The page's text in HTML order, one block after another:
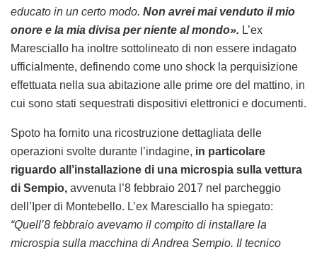
educato in un certo modo. Non avrei mai venduto il mio
onore e la mia divisa per niente al mondo». L’ex
Maresciallo ha inoltre sottolineato di non essere indagato
ufficialmente, definendo come uno shock la perquisizione
effettuata nella sua abitazione alle prime ore del mattino, in
cui sono stati sequestrati dispositivi elettronici e documenti.
Spoto ha fornito una ricostruzione dettagliata delle
operazioni svolte durante l’indagine, in particolare
riguardo all’installazione di una microspia sulla vettura
di Sempio, avvenuta l’8 febbraio 2017 nel parcheggio
dell’Iper di Montebello. L’ex Maresciallo ha spiegato:
“Quell’8 febbraio avevamo il compito di installare la
microspia sulla macchina di Andrea Sempio. Il tecnico